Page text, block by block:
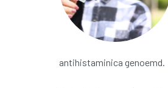
antihistaminica genoemd.